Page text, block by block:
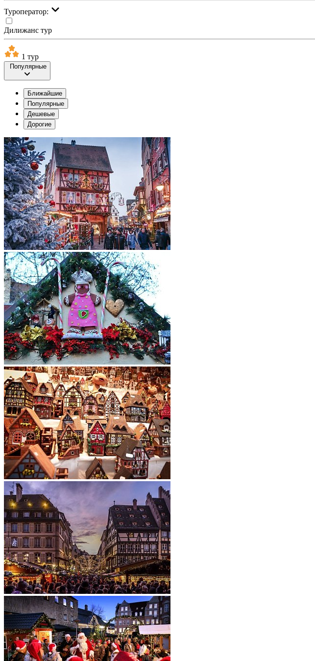
Туроператор:
Дилижанс тур
1 тур
Популярные
Ближайшие
Популярные
Дешевые
Дорогие